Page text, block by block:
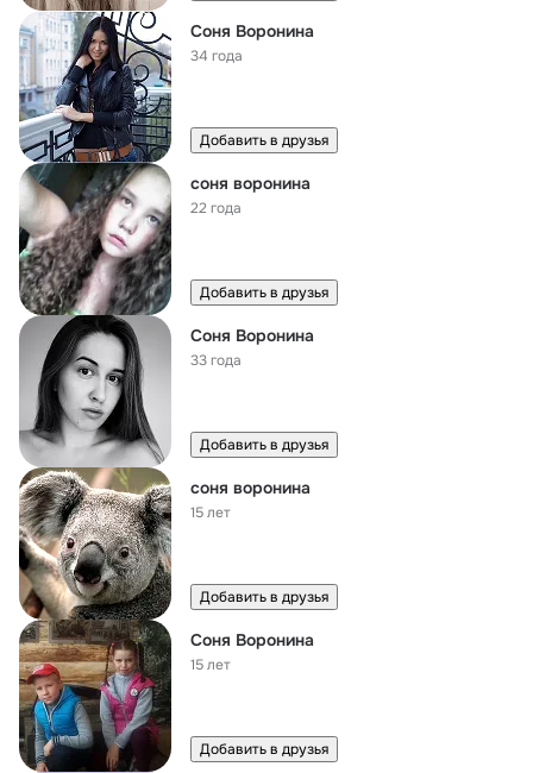
Соня Воронина
34 года
Добавить в друзья
соня воронина
22 года
Добавить в друзья
Соня Воронина
33 года
Добавить в друзья
соня воронина
15 лет
Добавить в друзья
Соня Воронина
15 лет
Добавить в друзья